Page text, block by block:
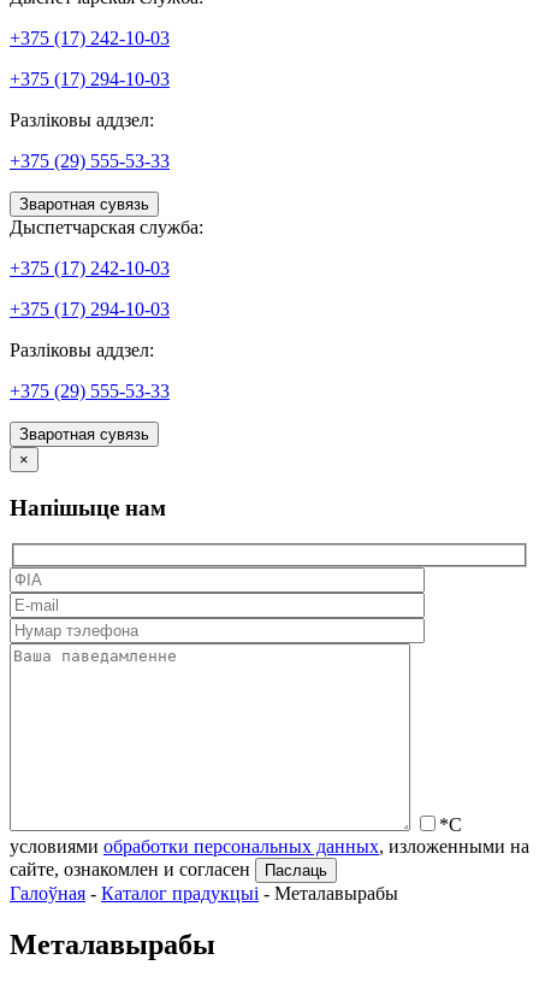
+375 (17) 242-10-03
+375 (17) 294-10-03
Разліковы аддзел:
+375 (29) 555-53-33
Зваротная сувязь
Дыспетчарская служба:
+375 (17) 242-10-03
+375 (17) 294-10-03
Разліковы аддзел:
+375 (29) 555-53-33
Зваротная сувязь
×
Напішыце нам
*С
условиями обработки персональных данных, изложенными на
сайте, ознакомлен и согласен
Галоўная - Каталог прадукцыі - Металавырабы
Металавырабы